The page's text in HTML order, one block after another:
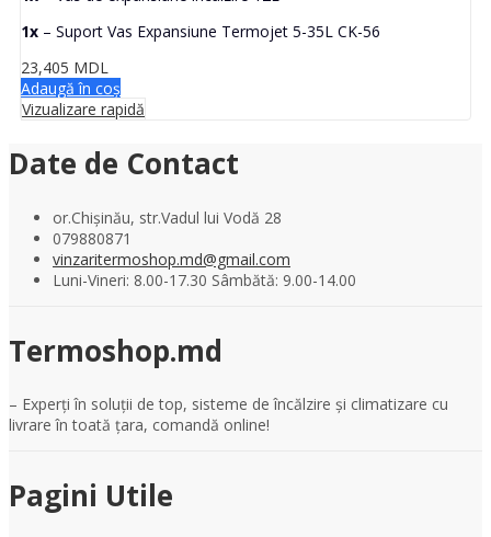
1x – Suport Vas Expansiune Termojet 5-35L CK-56
23,405 MDL
Adaugă în coș
Vizualizare rapidă
Date de Contact
or.Chișinău, str.Vadul lui Vodă 28
079880871
vinzaritermoshop.md@gmail.com
Luni-Vineri: 8.00-17.30 Sâmbătă: 9.00-14.00
Termoshop.md
– Experți în soluții de top, sisteme de încălzire și climatizare cu
livrare în toată țara, comandă online!
Pagini Utile